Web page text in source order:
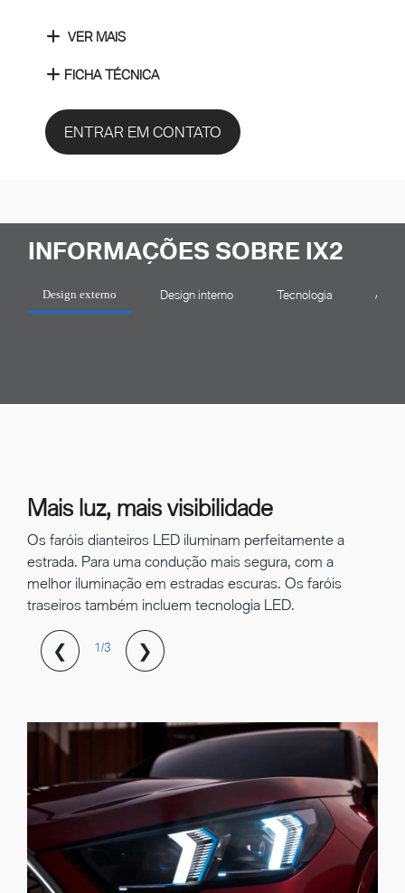
VER MAIS
FICHA TÉCNICA
ENTRAR EM CONTATO
INFORMAÇÕES SOBRE IX2
Design externo Design interno Tecnologia
Mais luz, mais visibilidade
Os faróis dianteiros LED iluminam perfeitamente a
estrada. Para uma condução mais segura, com a
melhor iluminação em estradas escuras. Os faróis
traseiros também incluem tecnologia LED.
❮ 1/3 ❯